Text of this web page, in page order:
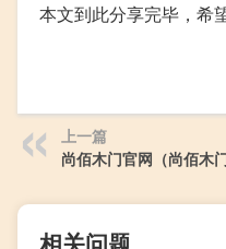
本文到此分享完毕，希
上一篇
尚佰木门官网（尚佰木